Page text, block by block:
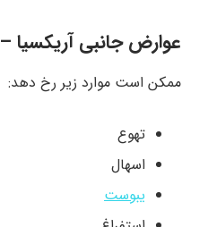
عوارض جانبی آریکسیا –
ممکن است موارد زیر رخ دهد:
تهوع
اسهال
یبوست